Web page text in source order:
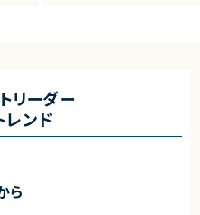
ント
ュ
・要件整理および要件定義支
・バックエンドシステムの設計
・リリース対応および品質向
リーダー
レンド
ら